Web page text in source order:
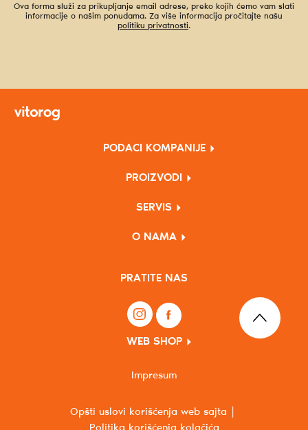
Ova forma služi za prikupljanje email adrese, preko kojih ćemo vam slati
informacije o našim ponudama. Za više informacija pročitajte našu
politiku privatnosti.
PODACI KOMPANIJE
PROIZVODI
SERVIS
O NAMA
PRATITE NAS
WEB SHOP
Opšti uslovi korišćenja web sajta
Politika korišćenja kolačića
Impresum